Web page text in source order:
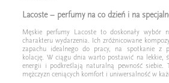
Lacoste – perfumy na co dzień i na
Męskie perfumy Lacoste to doskonały wybór
charakteru wydarzenia. Ich zróżnicowane
zapachu idealnego do pracy, na spotkanie z
kolację. W ciągu dnia warto postawić na lekkie,
energii i podkreślają naturalną pewność siebie.
mężczyzn ceniących komfort i uniwersalność w